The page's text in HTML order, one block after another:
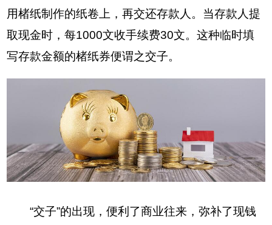
用楮纸制作的纸卷上，再交还存款人。当存款人提
取现金时，每1000文收手续费30文。这种临时填
写存款金额的楮纸券便谓之交子。
“交子”的出现，便利了商业往来，弥补了现钱